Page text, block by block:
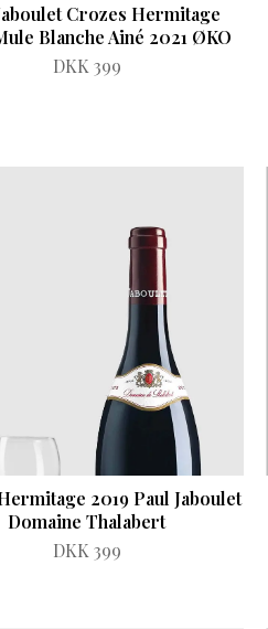
Crozes Hermitage
Blanche Ainé 2021 ØKO
DKK 399
2019 Paul Jaboulet
Domaine Thalabert
DKK 399